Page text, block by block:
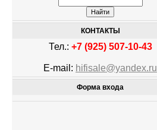
КОНТАКТЫ
Тел.: +7 (925) 507-10-43
E-mail: hifisale@yandex.ru
Форма входа